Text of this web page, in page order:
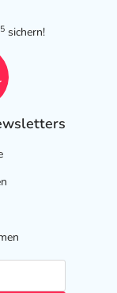
5 sichern!